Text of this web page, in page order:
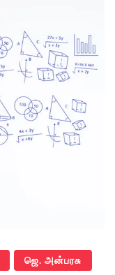
ஜெ. அன்பரசு